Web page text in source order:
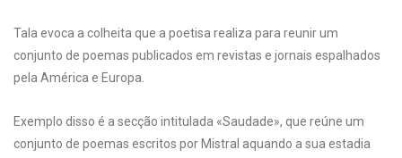
Tala evoca a colheita que a poetisa realiza para reunir um
conjunto de poemas publicados em revistas e jornais espalhados
pela América e Europa.
Exemplo disso é a secção intitulada «Saudade», que reúne um
conjunto de poemas escritos por Mistral aquando a sua estadia